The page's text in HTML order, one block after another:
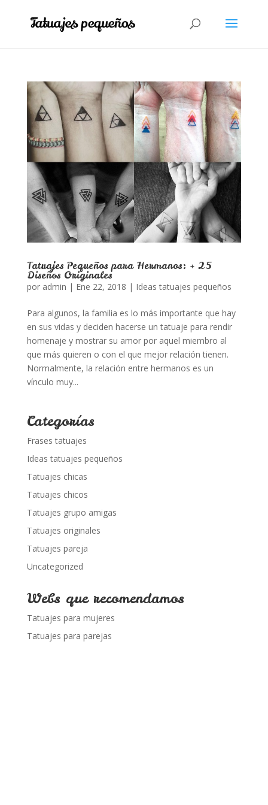
Tatuajes Pequeños para Hermanos: + 25
Diseños Originales
por admin | Ene 22, 2018 | Ideas tatuajes pequeños
Para algunos, la familia es lo más importante que hay
en sus vidas y deciden hacerse un tatuaje para rendir
homenaje y mostrar su amor por aquel miembro al
que más quieren o con el que mejor relación tienen.
Normalmente, la relación entre hermanos es un
vínculo muy...
Categorías
Frases tatuajes
Ideas tatuajes pequeños
Tatuajes chicas
Tatuajes chicos
Tatuajes grupo amigas
Tatuajes originales
Tatuajes pareja
Uncategorized
Webs que recomendamos
Tatuajes para mujeres
Tatuajes para parejas